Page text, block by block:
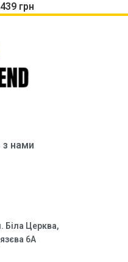
грн
з нами
Біла Церква,
6А